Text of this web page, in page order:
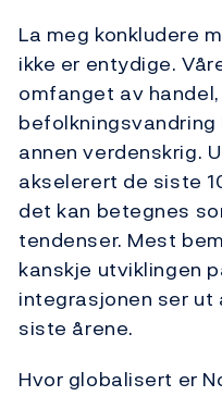
La meg konkludere
ikke er entydige.
omfanget av
annen verdenskrig.
akselerert de siste
det kan betegnes
tendenser. Mest
kanskje utviklingen
integrasjonen ser ut
siste årene.
Hvor globalisert er